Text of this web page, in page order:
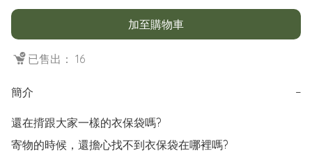
加至購物車
已售出： 16
簡介 −
還在揹跟大家一樣的衣保袋嗎?
寄物的時候，還擔心找不到衣保袋在哪裡嗎?